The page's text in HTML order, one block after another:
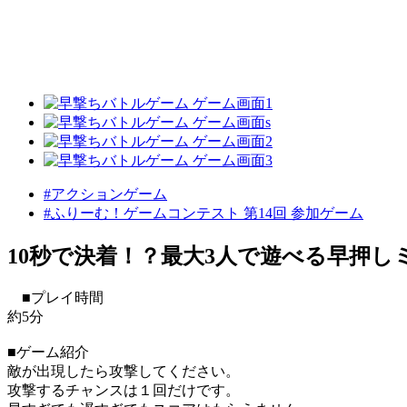
#アクションゲーム
#ふりーむ！ゲームコンテスト 第14回 参加ゲーム
10秒で決着！？最大3人で遊べる早押し
■プレイ時間
約5分
■ゲーム紹介
敵が出現したら攻撃してください。
攻撃するチャンスは１回だけです。